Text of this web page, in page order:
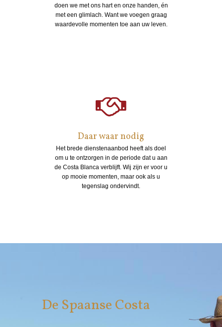
doen we met ons hart en onze handen, én
met een glimlach. Want we voegen graag
waardevolle momenten toe aan uw leven.
Daar waar nodig
Het brede dienstenaanbod heeft als doel
om u te ontzorgen in de periode dat u aan
de Costa Blanca verblijft. Wij zijn er voor u
op mooie momenten, maar ook als u
tegenslag ondervindt.
De Spaanse Costa